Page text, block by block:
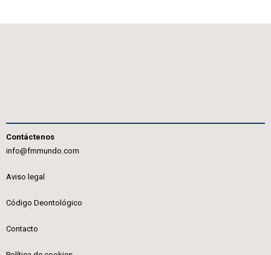
Contáctenos
info@fmmundo.com
Aviso legal
Código Deontológico
Contacto